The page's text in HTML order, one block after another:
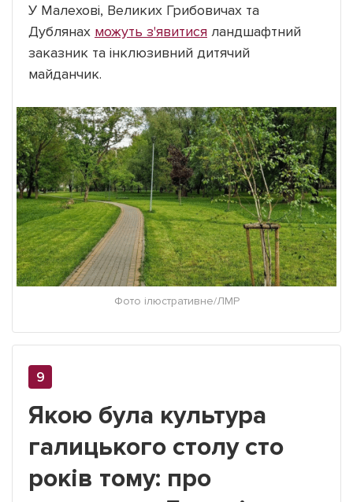
У Малехові, Великих Грибовичах та
Дублянах можуть з'явитися ландшафтний
заказник та інклюзивний дитячий
майданчик.
Фото ілюстративне/ЛМР
Якою була культура
галицького столу сто
років тому: про